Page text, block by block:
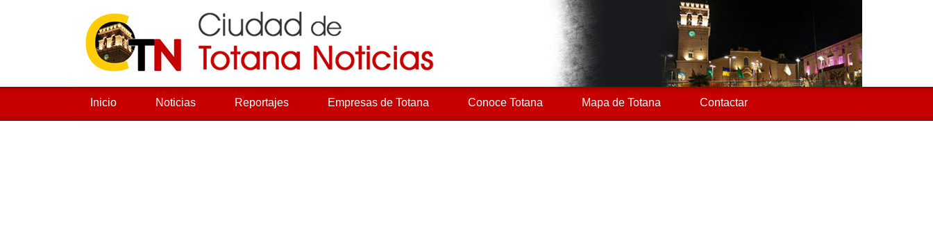
Inicio Noticias Reportajes Empresas de Totana Conoce Totana Mapa de Totana Contactar